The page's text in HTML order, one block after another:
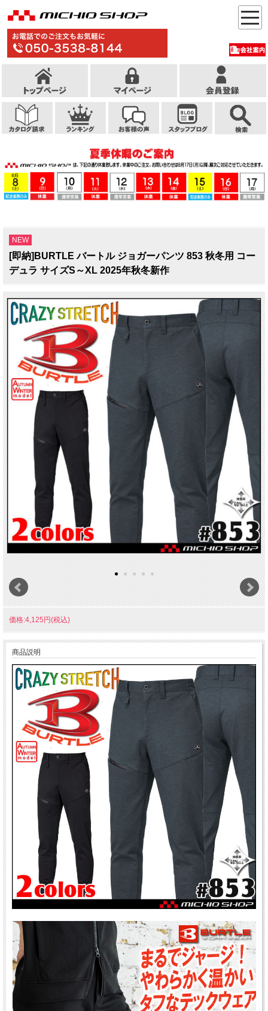
NEW
[即納]BURTLE バートル ジョガーパンツ 853 秋冬用 コー
デュラ サイズS～XL 2025年秋冬新作
価格:4,125円(税込)
商品説明